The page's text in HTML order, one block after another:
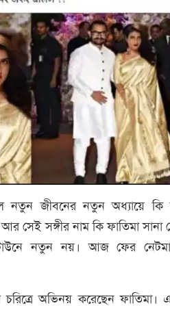
নতুন জীবনের নতুন অধ্যায়ে
সেই সঙ্গীর নাম কি ফাতিমা সানা
নতুন নয়। আজ ফের
অভিনয় করেছেন ফাতিমা।